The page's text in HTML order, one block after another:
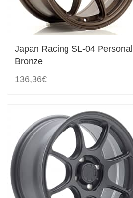
Japan Racing SL-04
Bronze
136,36€